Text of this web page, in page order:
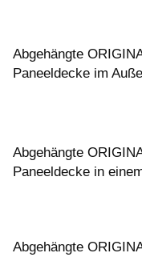
Abgehängte
Paneeldecke im
Abgehängte
Paneeldecke in
Abgehängte